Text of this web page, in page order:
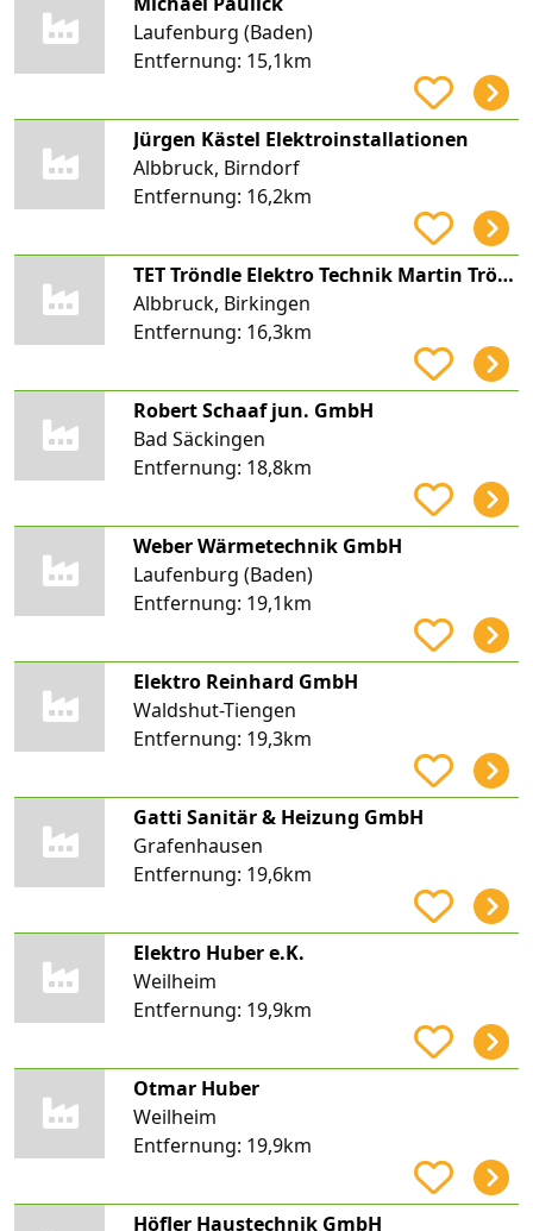
Laufenburg (Baden)
Entfernung: 15,1km
Jürgen Kästel Elektroinstallationen
Albbruck, Birndorf
Entfernung: 16,2km
TET Tröndle Elektro Technik Martin Tröndle
Albbruck, Birkingen
Entfernung: 16,3km
Robert Schaaf jun. GmbH
Bad Säckingen
Entfernung: 18,8km
Weber Wärmetechnik GmbH
Laufenburg (Baden)
Entfernung: 19,1km
Elektro Reinhard GmbH
Waldshut-Tiengen
Entfernung: 19,3km
Gatti Sanitär & Heizung GmbH
Grafenhausen
Entfernung: 19,6km
Elektro Huber e.K.
Weilheim
Entfernung: 19,9km
Otmar Huber
Weilheim
Entfernung: 19,9km
Höfler Haustechnik GmbH